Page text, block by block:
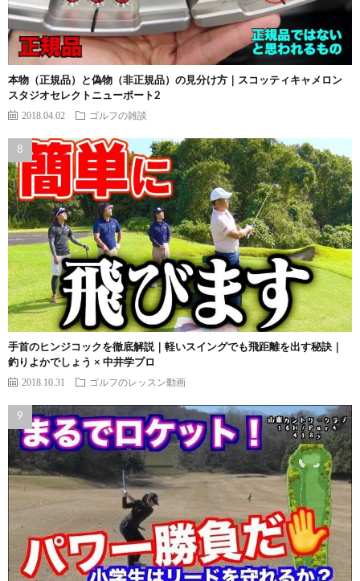
本物（正規品）と偽物（非正規品）の見分け方｜スコッティキャメロン
スタジオセレクトニューポート2
2018.04.02 ゴルフの雑談
手首のヒンジコックを徹底解説｜軽いスイングでも飛距離を出す秘訣｜
釣りよかでしょう × 中井学プロ
2018.10.31 ゴルフのレッスン動画